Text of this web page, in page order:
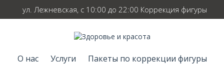
ул. Лежневская, с 10:00 до 22:00 Коррекция фигуры
О нас Услуги
Пакеты по коррекции фигуры